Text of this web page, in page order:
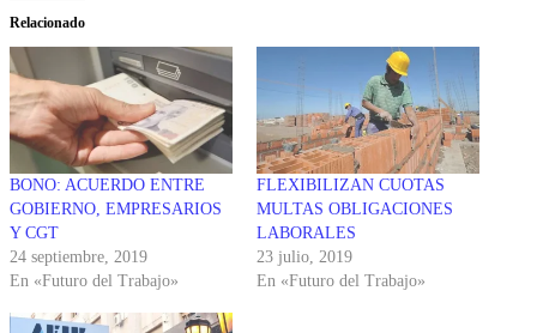
Relacionado
BONO: ACUERDO ENTRE
GOBIERNO, EMPRESARIOS
Y CGT
24 septiembre, 2019
En «Futuro del Trabajo»
FLEXIBILIZAN CUOTAS
MULTAS OBLIGACIONES
LABORALES
23 julio, 2019
En «Futuro del Trabajo»